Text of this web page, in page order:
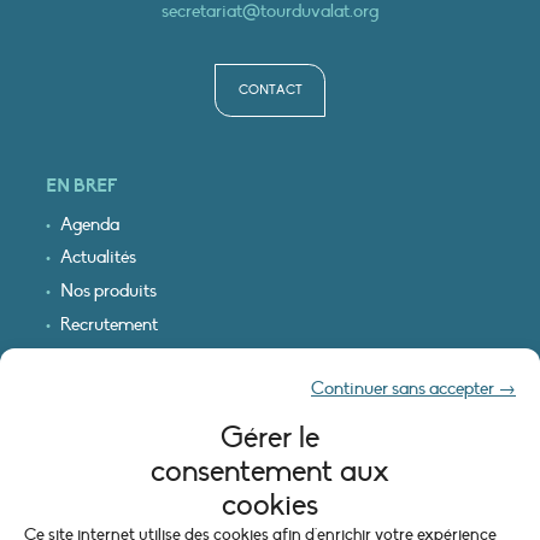
Gérer le
consentement aux
cookies
Ce site internet utilise des cookies afin d'enrichir votre expérience
Continuer sans accepter →
secretariat@tourduvalat.org
CONTACT
EN BREF
Agenda
Actualités
Nos produits
Recrutement
INFORMATIONS LÉGALES
Mentions légales